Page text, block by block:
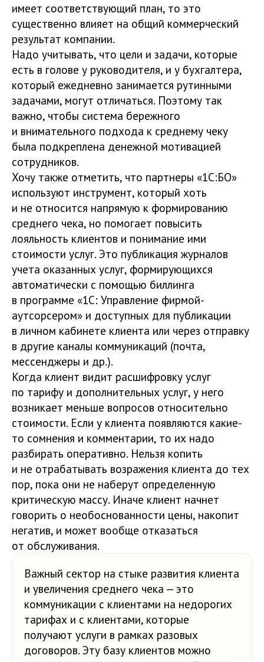
имеет соответствующий план, то это
существенно влияет на общий коммерческий
результат компании.
Надо учитывать, что цели и задачи, которые
есть в голове у руководителя, и у бухгалтера,
который ежедневно занимается рутинными
задачами, могут отличаться. Поэтому так
важно, чтобы система бережного
и внимательного подхода к среднему чеку
была подкреплена денежной мотивацией
сотрудников.
Хочу также отметить, что партнеры «1С:БО»
используют инструмент, который хоть
и не относится напрямую к формированию
среднего чека, но помогает повысить
лояльность клиентов и понимание ими
стоимости услуг. Это публикация журналов
учета оказанных услуг, формирующихся
автоматически с помощью биллинга
в программе «1С: Управление фирмой-
аутсорсером» и доступных для публикации
в личном кабинете клиента или через отправку
в другие каналы коммуникаций (почта,
мессенджеры и др.).
Когда клиент видит расшифровку услуг
по тарифу и дополнительных услуг, у него
возникает меньше вопросов относительно
стоимости. Если у клиента появляются какие-
то сомнения и комментарии, то их надо
разбирать оперативно. Нельзя копить
и не отрабатывать возражения клиента до тех
пор, пока они не наберут определенную
критическую массу. Иначе клиент начнет
говорить о необоснованности цены, накопит
негатив, и может вообще отказаться
от обслуживания.
Важный сектор на стыке развития клиента
и увеличения среднего чека — это
коммуникации с клиентами на недорогих
тарифах и с клиентами, которые
получают услуги в рамках разовых
договоров. Эту базу клиентов можно